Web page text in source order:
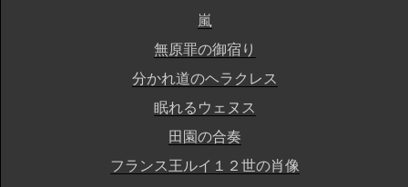
嵐
無原罪の御宿り
分かれ道のヘラクレス
眠れるウェヌス
田園の合奏
フランス王ルイ１２世の肖像